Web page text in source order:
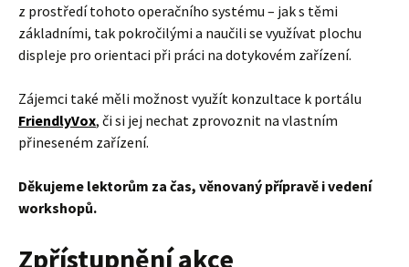
z prostředí tohoto operačního systému – jak s těmi
základními, tak pokročilými a naučili se využívat plochu
displeje pro orientaci při práci na dotykovém zařízení.
Zájemci také měli možnost využít konzultace k portálu
FriendlyVox, či si jej nechat zprovoznit na vlastním
přineseném zařízení.
Děkujeme lektorům za čas, věnovaný přípravě i vedení
workshopů.
Zpřístupnění akce